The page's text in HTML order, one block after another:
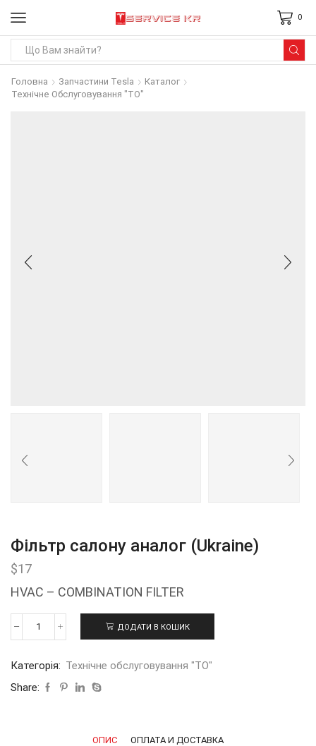
0
Головна Запчастини Tesla
Каталог
Технічне Обслуговування "ТО"
Фільтр салону аналог (Ukraine)
$17
HVAC – COMBINATION FILTER
Фільтр
(Ukraine)
кількість
ДОДАТИ В КОШИК
Категорія: Технічне обслуговування "ТО"
Share:
ОПИС ОПЛАТА И ДОСТАВКА